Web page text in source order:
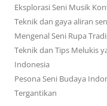
Eksplorasi Seni Musik
Teknik dan gaya aliran
Mengenal Seni Rupa
Teknik dan Tips Melukis
Indonesia
Pesona Seni Budaya
Tergantikan